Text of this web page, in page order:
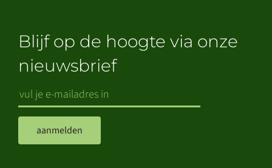
Blijf op de hoogte via onze
nieuwsbrief
aanmelden